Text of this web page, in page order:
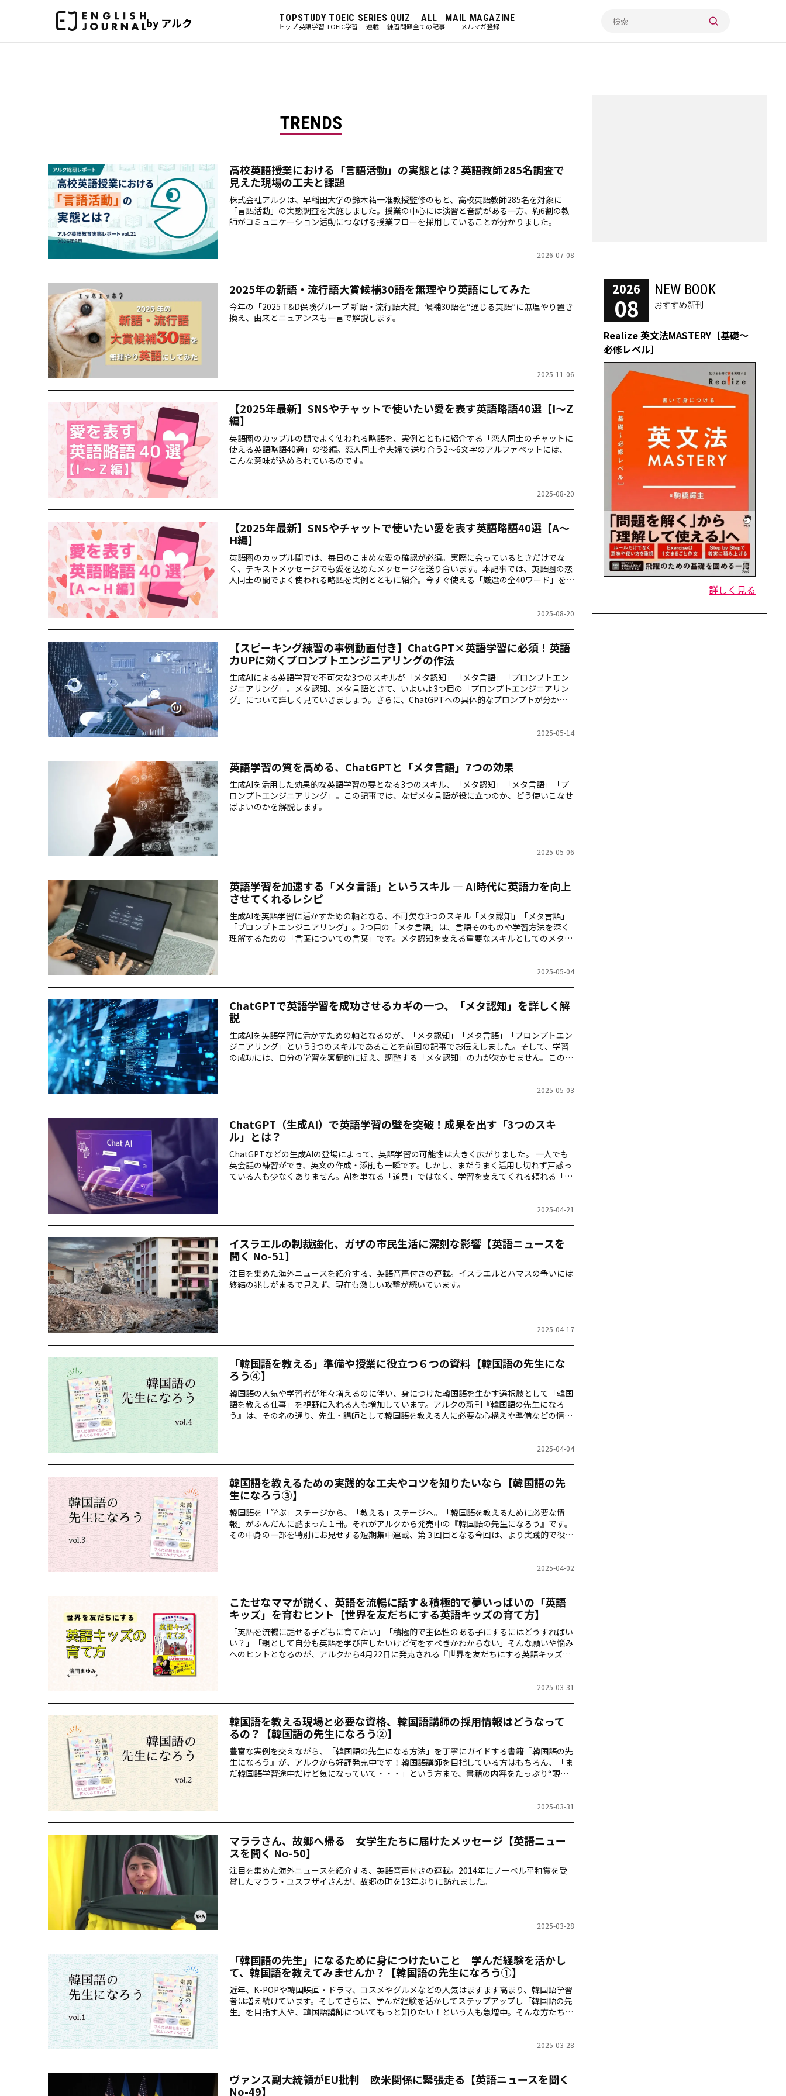
by アルク TOP
トップ
STUDY
英語学習
TOEIC
TOEIC学習
SERIES
連載
QUIZ
練習問題
ALL
全ての記事
MAIL MAGAZINE
メルマガ登録
TRENDS
高校英語授業における「言語活動」の実態とは？英語教師285名調査で
見えた現場の工夫と課題
株式会社アルクは、早稲田大学の鈴木祐一准教授監修のもと、高校英語教師285名を対象に
「言語活動」の実態調査を実施しました。授業の中心には演習と音読がある一方、約6割の教
師がコミュニケーション活動につなげる授業フローを採用していることが分かりました。
2026-07-08
2025年の新語・流行語大賞候補30語を無理やり英語にしてみた
今年の「2025 T&D保険グループ 新語・流行語大賞」候補30語を“通じる英語”に無理やり置き
換え、由来とニュアンスも一言で解説します。
2025-11-06
【2025年最新】SNSやチャットで使いたい愛を表す英語略語40選【I～Z
編】
英語圏のカップルの間でよく使われる略語を、実例とともに紹介する「恋人同士のチャットに
使える英語略語40選」の後編。恋人同士や夫婦で送り合う2～6文字のアルファベットには、
こんな意味が込められているのです。
2025-08-20
【2025年最新】SNSやチャットで使いたい愛を表す英語略語40選【A～
H編】
英語圏のカップル間では、毎日のこまめな愛の確認が必須。実際に会っているときだけでな
く、テキストメッセージでも愛を込めたメッセージを送り合います。本記事では、英語圏の恋
人同士の間でよく使われる略語を実例とともに紹介。今すぐ使える「厳選の全40ワード」を2
2025-08-20
【スピーキング練習の事例動画付き】ChatGPT×英語学習に必須！英語
力UPに効くプロンプトエンジニアリングの作法
生成AIによる英語学習で不可欠な3つのスキルが「メタ認知」「メタ言語」「プロンプトエン
ジニアリング」。メタ認知、メタ言語ときて、いよいよ3つ目の「プロンプトエンジニアリン
グ」について詳しく見ていきましょう。さらに、ChatGPTへの具体的なプロンプトが分かる
2025-05-14
英語学習の質を高める、ChatGPTと「メタ言語」7つの効果
生成AIを活用した効果的な英語学習の要となる3つのスキル、「メタ認知」「メタ言語」「プ
ロンプトエンジニアリング」。この記事では、なぜメタ言語が役に立つのか、どう使いこなせ
ばよいのかを解説します。
2025-05-06
英語学習を加速する「メタ言語」というスキル ― AI時代に英語力を向上
させてくれるレシピ
生成AIを英語学習に活かすための軸となる、不可欠な3つのスキル「メタ認知」「メタ言語」
「プロンプトエンジニアリング」。2つ目の「メタ言語」は、言語そのものや学習方法を深く
理解するための「言葉についての言葉」です。メタ認知を支える重要なスキルとしてのメタ言
2025-05-04
ChatGPTで英語学習を成功させるカギの一つ、「メタ認知」を詳しく解
説
生成AIを英語学習に活かすための軸となるのが、「メタ認知」「メタ言語」「プロンプトエン
ジニアリング」という3つのスキルであることを前回の記事でお伝えしました。そして、学習
の成功には、自分の学習を客観的に捉え、調整する「メタ認知」の力が欠かせません。この記
2025-05-03
ChatGPT（生成AI）で英語学習の壁を突破！成果を出す「3つのスキ
ル」とは？
ChatGPTなどの生成AIの登場によって、英語学習の可能性は大きく広がりました。 一人でも
英会話の練習ができ、英文の作成・添削も一瞬です。しかし、まだうまく活用し切れず戸惑っ
ている人も少なくありません。AIを単なる「道具」ではなく、学習を支えてくれる頼れる「相
2025-04-21
イスラエルの制裁強化、ガザの市民生活に深刻な影響【英語ニュースを
聞く No-51】
注目を集めた海外ニュースを紹介する、英語音声付きの連載。イスラエルとハマスの争いには
終結の兆しがまるで見えず、現在も激しい攻撃が続いています。
2025-04-17
「韓国語を教える」準備や授業に役立つ６つの資料【韓国語の先生にな
ろう④】
韓国語の人気や学習者が年々増えるのに伴い、身につけた韓国語を生かす選択肢として「韓国
語を教える仕事」を視野に入れる人も増加しています。アルクの新刊『韓国語の先生になろ
う』は、その名の通り、先生・講師として韓国語を教える人に必要な心構えや準備などの情報
2025-04-04
韓国語を教えるための実践的な工夫やコツを知りたいなら【韓国語の先
生になろう③】
韓国語を「学ぶ」ステージから、「教える」ステージへ――。「韓国語を教えるために必要な情
報」がふんだんに詰まった１冊。それがアルクから発売中の『韓国語の先生になろう』です。
その中身の一部を特別にお見せする短期集中連載、第３回目となる今回は、より実践的で役立
2025-04-02
こたせなママが説く、英語を流暢に話す＆積極的で夢いっぱいの「英語
キッズ」を育むヒント【世界を友だちにする英語キッズの育て方】
「英語を流暢に話せる子どもに育てたい」「積極的で主体性のある子にするにはどうすればい
い？」「親として自分も英語を学び直したいけど何をすべきかわからない」――そんな願いや悩み
へのヒントとなるのが、アルクから4月22日に発売される『世界を友だちにする英語キッズの
2025-03-31
韓国語を教える現場と必要な資格、韓国語講師の採用情報はどうなって
るの？【韓国語の先生になろう②】
豊富な実例を交えながら、「韓国語の先生になる方法」を丁寧にガイドする書籍『韓国語の先
生になろう』が、アルクから好評発売中です！韓国語講師を目指している方はもちろん、「ま
だ韓国語学習途中だけど気になっていて・・・」という方まで、書籍の内容をたっぷり“覗き
2025-03-31
マララさん、故郷へ帰る 女学生たちに届けたメッセージ【英語ニュー
スを聞く No-50】
注目を集めた海外ニュースを紹介する、英語音声付きの連載。2014年にノーベル平和賞を受
賞したマララ・ユスフザイさんが、故郷の町を13年ぶりに訪れました。
2025-03-28
「韓国語の先生」になるために身につけたいこと 学んだ経験を活かし
て、韓国語を教えてみませんか？【韓国語の先生になろう①】
近年、K-POPや韓国映画・ドラマ、コスメやグルメなどの人気はますます高まり、韓国語学習
者は増え続けています。そしてさらに、学んだ経験を活かしてステップアップし「韓国語の先
生」を目指す人や、韓国語講師についてもっと知りたい！という人も急増中。そんな方たちに
2025-03-28
ヴァンス副大統領がEU批判 欧米関係に緊張走る【英語ニュースを聞く
No-49】
2026
08
NEW BOOK
おすすめ新刊
Realize 英文法MASTERY［基礎～
必修レベル］
詳しく見る